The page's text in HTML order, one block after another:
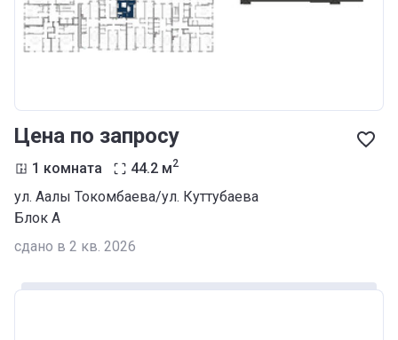
Цена по запросу
1 комната 44.2 м2
ул. Аалы Токомбаева/ул. Куттубаева
Блок А
сдано в 2 кв. 2026